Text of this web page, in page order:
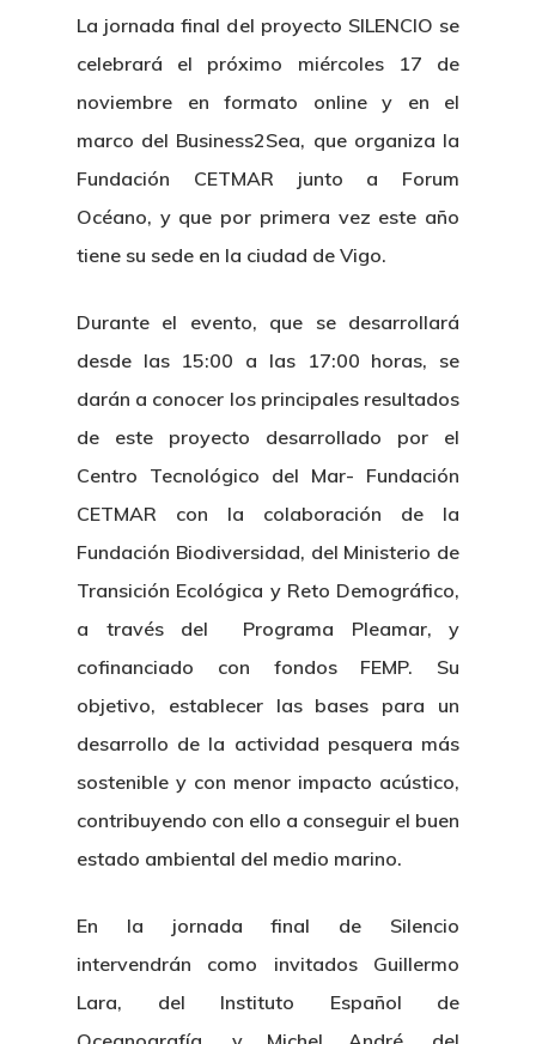
La jornada final del proyecto SILENCIO se
celebrará el próximo miércoles 17 de
noviembre en formato online y en el
marco del Business2Sea, que organiza la
Fundación CETMAR junto a Forum
Océano, y que por primera vez este año
tiene su sede en la ciudad de Vigo.
Durante el evento, que se desarrollará
desde las 15:00 a las 17:00 horas, se
darán a conocer los principales resultados
de este proyecto desarrollado por el
Centro Tecnológico del Mar- Fundación
CETMAR con la colaboración de la
Fundación Biodiversidad, del Ministerio de
Transición Ecológica y Reto Demográfico,
a través del Programa Pleamar, y
cofinanciado con fondos FEMP. Su
objetivo, establecer las bases para un
desarrollo de la actividad pesquera más
sostenible y con menor impacto acústico,
contribuyendo con ello a conseguir el buen
estado ambiental del medio marino.
En la jornada final de Silencio
intervendrán como invitados Guillermo
Lara, del Instituto Español de
Nosotros
Organización
Directorio De Personal
Patronato
Identidad Corporativa
Manual De Identidad
Contacto
Novedades
Eventos
Publicaciones
Memoria
Contratación